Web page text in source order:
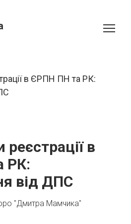
реєстрації в
РК:
від ДПС
"Дмитра Мамчика"